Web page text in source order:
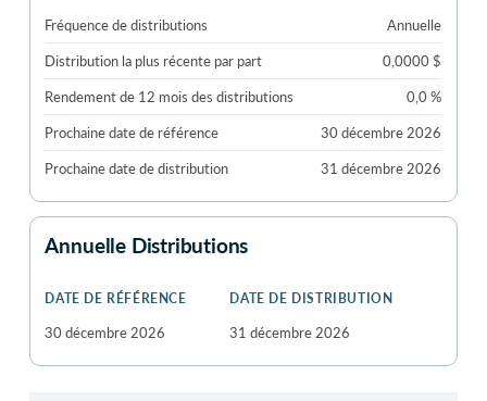
Fréquence de distributions
Annuelle
Distribution la plus récente par part
0,0000 $
Rendement de 12 mois des distributions
0,0 %
Prochaine date de référence
30 décembre 2026
Prochaine date de distribution
31 décembre 2026
Annuelle Distributions
DATE DE RÉFÉRENCE DATE DE DISTRIBUTION
30 décembre 2026 31 décembre 2026